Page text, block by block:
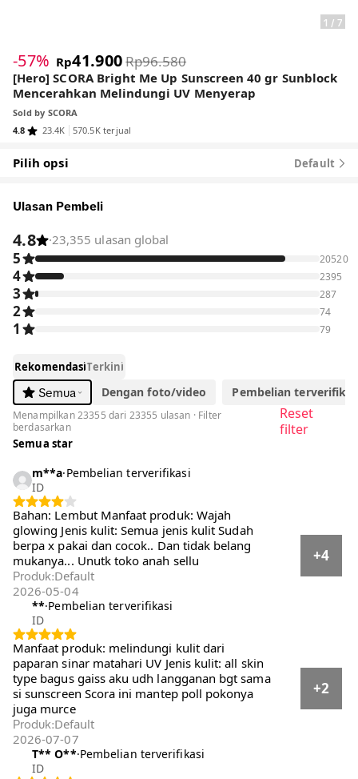
1 / 7
-57% Rp41.900Rp96.580
[Hero] SCORA Bright Me Up Sunscreen 40 gr Sunblock
Mencerahkan Melindungi UV Menyerap
Sold bySCORA
4.8
23.4K 570.5K terjual
Pilih opsi Default
Ulasan Pembeli
4.8 ·23,355 ulasan global
5 20520
4 2395
3 287
2 74
1 79
RekomendasiTerkini
Semua
Dengan foto/video Pembelian terverifikasi
Menampilkan 23355 dari 23355 ulasan · Filter
berdasarkan
Reset
filter
Semua star
m**a·Pembelian terverifikasi
ID
Bahan: Lembut Manfaat produk: Wajah
glowing Jenis kulit: Semua jenis kulit Sudah
berpa x pakai dan cocok.. Dan tidak belang
mukanya... Unutk toko anah sellu
+4
Produk:Default
2026-05-04
**·Pembelian terverifikasi
ID
Manfaat produk: melindungi kulit dari paparan
sinar matahari UV Jenis kulit: all skin type
bagus gaiss aku udh langganan bgt sama si
sunscreen Scora ini mantep poll pokonya juga
murce
+2
Produk:Default
2026-07-07
T** O**️·Pembelian terverifikasi
ID